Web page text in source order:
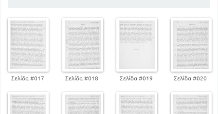
Σελίδα #017 Σελίδα #018 Σελίδα #019 Σελίδα #020